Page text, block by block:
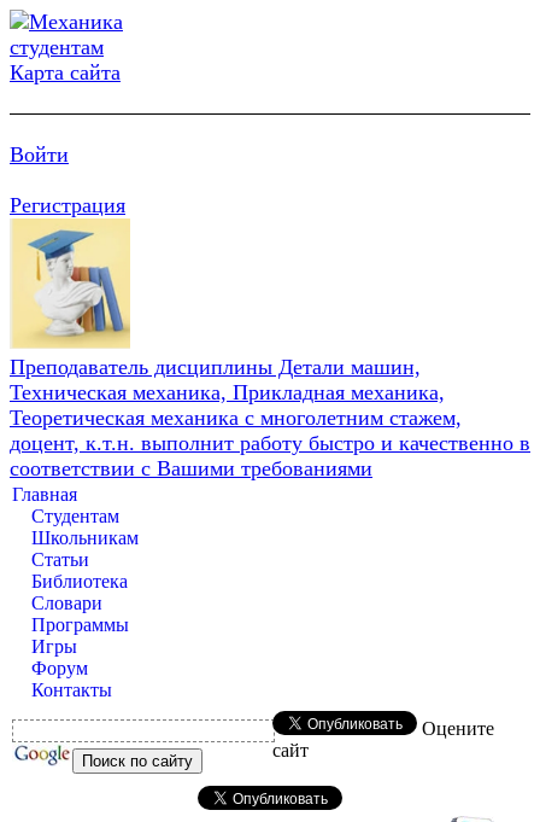
Карта сайта
Войти
Регистрация
Преподаватель дисциплины Детали машин,
Техническая механика, Прикладная механика,
Теоретическая механика с многолетним стажем,
доцент, к.т.н. выполнит работу быстро и качественно в
соответствии с Вашими требованиями
Главная
Студентам
Школьникам
Статьи
Библиотека
Словари
Программы
Игры
Форум
Контакты
Оцените
сайт